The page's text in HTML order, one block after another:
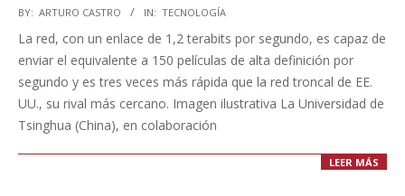
2023-
11-
BY: ARTURO CASTRO IN: TECNOLOGÍA
La red, con un enlace de 1,2 terabits por segundo, es capaz de
enviar el equivalente a 150 películas de alta definición por
segundo y es tres veces más rápida que la red troncal de EE.
UU., su rival más cercano. Imagen ilustrativa La Universidad de
Tsinghua (China), en colaboración
LEER MÁS